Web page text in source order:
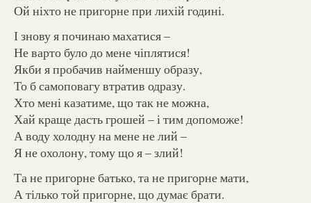
Ой ніхто не пригорне при лихій годині.
І знову я починаю махатися –
Не варто було до мене чіплятися!
Якби я пробачив найменшу образу,
То б самоповагу втратив одразу.
Хто мені казатиме, що так не можна,
Хай краще дасть грошей – і тим допоможе!
А воду холодну на мене не лий –
Я не охолону, тому що я – злий!
Та не пригорне батько, та не пригорне мати,
А тілько той пригорне, що думає брати.